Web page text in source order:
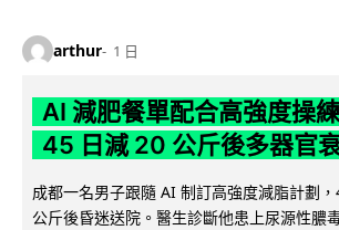
arthur 1 日
AI 減肥餐單配合高強度操
45 日減 20 公斤後多器官
成都一名男子跟隨 AI 制訂高強度減脂計劃
公斤後昏迷送院。醫生診斷他患上尿源性膿